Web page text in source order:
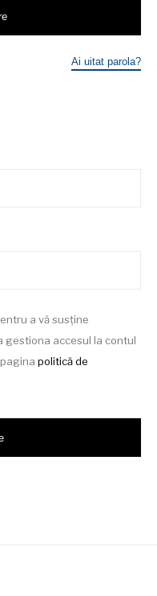
Ai uitat parola?
a vă susține
gestiona accesul la contul
politică de